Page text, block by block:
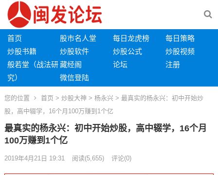
首页 股市名人堂 每日龙虎榜
每日策略
炒股书籍
炒股软件 炒股公式
炒股视频
般若堂（战法研
究）
藏经阁 论坛
注册
微信登陆
您的位置 首页 > 炒股大神 > 杨永兴 > 最真实的杨永兴：初中开始炒
股，高中辍学，16个月100万赚到1个亿
最真实的杨永兴：初中开始炒股，高中辍学，16个月
100万赚到1个亿
2019年4月21日 19:31 阅读(5,655) 评论(0)